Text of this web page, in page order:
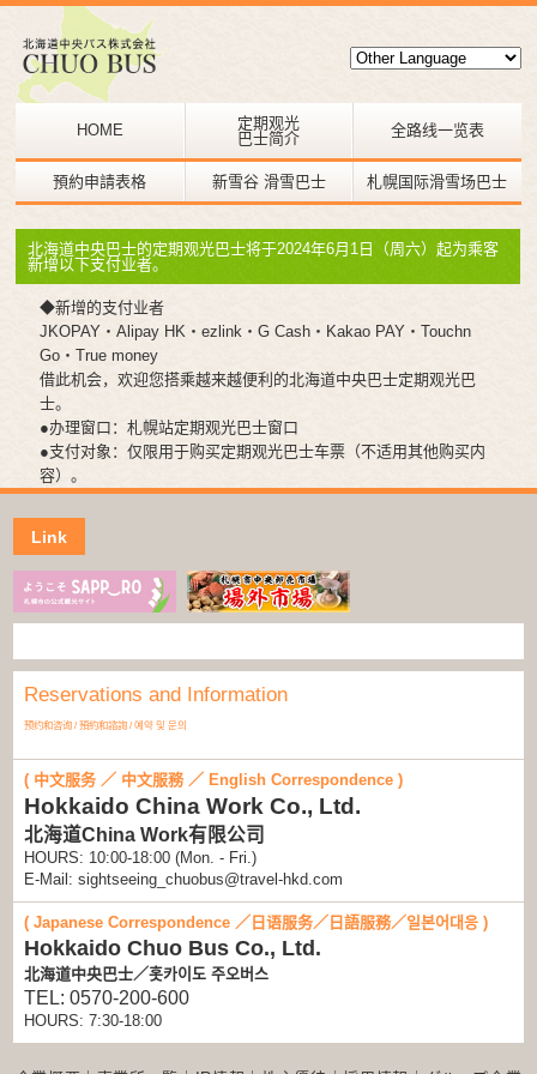
HOME
定期观光
巴士简介
全路线一览表
預約申請表格 新雪谷 滑雪巴士 札幌国际滑雪场巴士
北海道中央巴士的定期观光巴士将于2024年6月1日（周六）起为乘客
新增以下支付业者。
◆新增的支付业者
JKOPAY・Alipay HK・ezlink・G Cash・Kakao PAY・Touchn
Go・True money
借此机会，欢迎您搭乘越来越便利的北海道中央巴士定期观光巴
士。
●办理窗口：札幌站定期观光巴士窗口
●支付对象：仅限用于购买定期观光巴士车票（不适用其他购买内
容）。
Link
Reservations and Information
预约和咨询 / 預約和諮詢 / 예약 및 문의
( 中文服务 ／ 中文服務 ／ English Correspondence )
Hokkaido China Work Co., Ltd.
北海道China Work有限公司
HOURS: 10:00-18:00 (Mon. - Fri.)
E-Mail: sightseeing_chuobus@travel-hkd.com
( Japanese Correspondence ／日语服务／日語服務／일본어대응 )
Hokkaido Chuo Bus Co., Ltd.
北海道中央巴士／홋카이도 주오버스
TEL: 0570-200-600
HOURS: 7:30-18:00